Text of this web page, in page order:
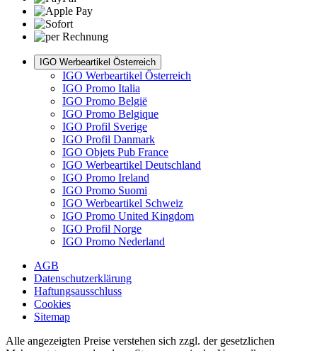
IGO Werbeartikel Österreich
IGO Werbeartikel Österreich
IGO Promo Italia
IGO Promo België
IGO Promo Belgique
IGO Profil Sverige
IGO Profil Danmark
IGO Objets Pub France
IGO Werbeartikel Deutschland
IGO Promo Ireland
IGO Promo Suomi
IGO Werbeartikel Schweiz
IGO Promo United Kingdom
IGO Profil Norge
IGO Promo Nederland
AGB
Datenschutzerklärung
Haftungsausschluss
Cookies
Sitemap
Alle angezeigten Preise verstehen sich zzgl. der gesetzlichen